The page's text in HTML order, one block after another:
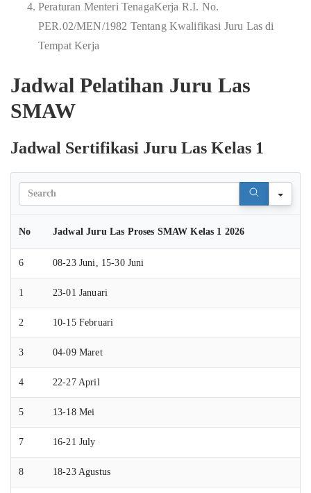
Peraturan Menteri TenagaKerja R.I. No.
PER.02/MEN/1982 Tentang Kwalifikasi Juru Las di
Tempat Kerja
Jadwal Pelatihan Juru Las
SMAW
Jadwal Sertifikasi Juru Las Kelas 1
No Jadwal Juru Las Proses SMAW Kelas 1 2026
6 08-23 Juni, 15-30 Juni
1 23-01 Januari
2 10-15 Februari
3 04-09 Maret
4 22-27 April
5 13-18 Mei
7 16-21 July
8 18-23 Agustus